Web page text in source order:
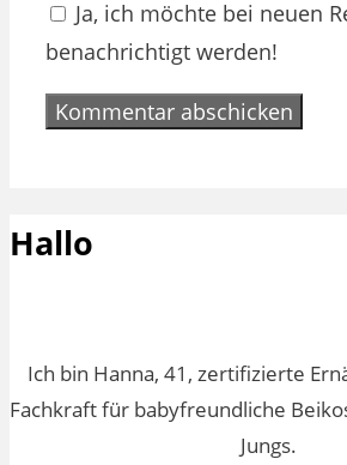
Ja, ich möchte bei neuen
benachrichtigt werden!
Hallo
Ich bin Hanna, 41, zertifizierte
Fachkraft für babyfreundliche
Jungs.